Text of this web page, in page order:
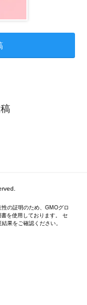
の証明のため、GMOグロ
を使用しております。 セ
果をご確認ください。